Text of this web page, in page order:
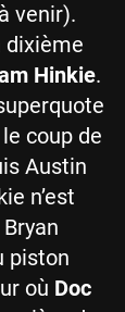
venir).
dixième
Hinkie.
coup de
Austin
n’est
piston
où Doc